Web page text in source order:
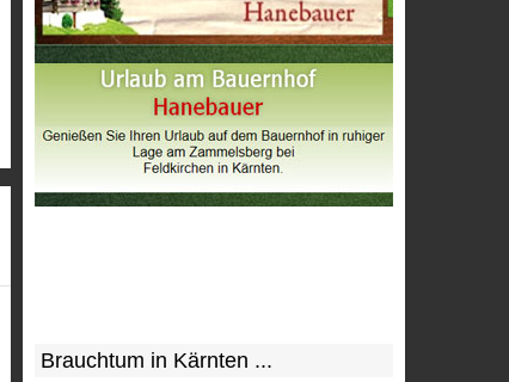
Brauchtum in Kärnten ...